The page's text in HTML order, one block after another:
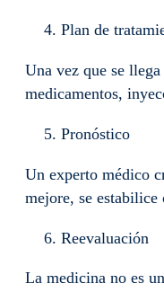
Plan de
Una vez que se
medicamentos,
Pronóstico
Un experto médico
mejore, se estabilice
Reevaluación
La medicina no es